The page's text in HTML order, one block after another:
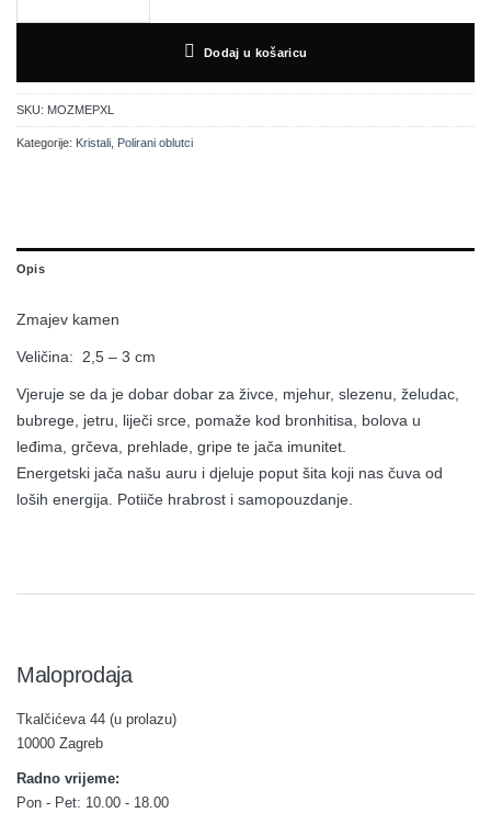
Dodaj u košaricu
SKU: MOZMEPXL
Kategorije: Kristali Polirani oblutci
Opis
Zmajev kamen
Veličina: 2,5 – 3 cm
Vjeruje se da je dobar dobar za živce, mjehur, slezenu, želudac,
bubrege, jetru, liječi srce, pomaže kod bronhitisa, bolova u
leđima, grčeva, prehlade, gripe te jača imunitet.
Energetski jača našu auru i djeluje poput šita koji nas čuva od
loših energija. Potiiče hrabrost i samopouzdanje.
Maloprodaja
Tkalčićeva 44 (u prolazu)
10000 Zagreb
Radno vrijeme:
Pon - Pet: 10.00 - 18.00